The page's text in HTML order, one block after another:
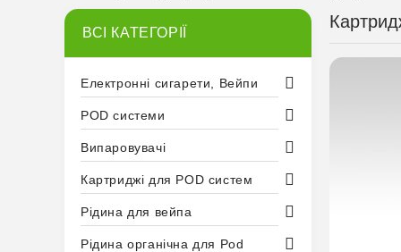
ВСІ КАТЕГОРІЇ
Електронні сигарети, Вейпи
POD системи
Випаровувачі
Картриджі для POD систем
Рідина для вейпа
Рідина органічна для Pod